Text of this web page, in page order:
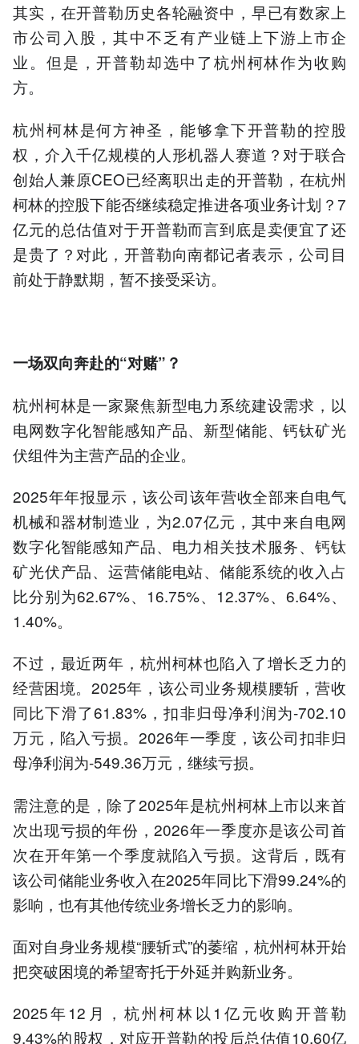
其实，在开普勒历史各轮融资中，早已有数家上
市公司入股，其中不乏有产业链上下游上市企
业。但是，开普勒却选中了杭州柯林作为收购
方。
杭州柯林是何方神圣，能够拿下开普勒的控股
权，介入千亿规模的人形机器人赛道？对于联合
创始人兼原CEO已经离职出走的开普勒，在杭州
柯林的控股下能否继续稳定推进各项业务计划？7
亿元的总估值对于开普勒而言到底是卖便宜了还
是贵了？对此，开普勒向南都记者表示，公司目
前处于静默期，暂不接受采访。
一场双向奔赴的“对赌”？
杭州柯林是一家聚焦新型电力系统建设需求，以
电网数字化智能感知产品、新型储能、钙钛矿光
伏组件为主营产品的企业。
2025年年报显示，该公司该年营收全部来自电气
机械和器材制造业，为2.07亿元，其中来自电网
数字化智能感知产品、电力相关技术服务、钙钛
矿光伏产品、运营储能电站、储能系统的收入占
比分别为62.67%、16.75%、12.37%、6.64%、
1.40%。
不过，最近两年，杭州柯林也陷入了增长乏力的
经营困境。2025年，该公司业务规模腰斩，营收
同比下滑了61.83%，扣非归母净利润为-702.10
万元，陷入亏损。2026年一季度，该公司扣非归
母净利润为-549.36万元，继续亏损。
需注意的是，除了2025年是杭州柯林上市以来首
次出现亏损的年份，2026年一季度亦是该公司首
次在开年第一个季度就陷入亏损。这背后，既有
该公司储能业务收入在2025年同比下滑99.24%的
影响，也有其他传统业务增长乏力的影响。
面对自身业务规模“腰斩式”的萎缩，杭州柯林开始
把突破困境的希望寄托于外延并购新业务。
2025年12月，杭州柯林以1亿元收购开普勒
9.43%的股权，对应开普勒的投后总估值10.60亿